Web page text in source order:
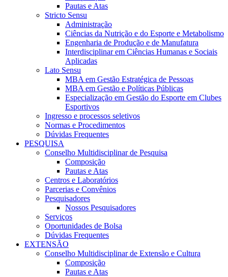
Pautas e Atas
Stricto Sensu
Administração
Ciências da Nutrição e do Esporte e Metabolismo
Engenharia de Produção e de Manufatura
Interdisciplinar em Ciências Humanas e Sociais
Aplicadas
Lato Sensu
MBA em Gestão Estratégica de Pessoas
MBA em Gestão e Políticas Públicas
Especialização em Gestão do Esporte em Clubes
Esportivos
Ingresso e processos seletivos
Normas e Procedimentos
Dúvidas Frequentes
PESQUISA
Conselho Multidisciplinar de Pesquisa
Composição
Pautas e Atas
Centros e Laboratórios
Parcerias e Convênios
Pesquisadores
Nossos Pesquisadores
Serviços
Oportunidades de Bolsa
Dúvidas Frequentes
EXTENSÃO
Conselho Multidisciplinar de Extensão e Cultura
Composição
Pautas e Atas